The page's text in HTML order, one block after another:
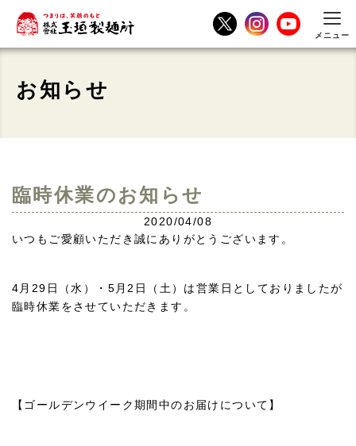
メニュー
お知らせ
臨時休業のお知らせ
2020/04/08
いつもご愛顧いただき誠にありがとうございます。
4月29日（水）・5月2日（土）は営業日としておりましたが
臨時休業をさせていただきます。
【ゴールデンウイーク期間中のお届けについて】